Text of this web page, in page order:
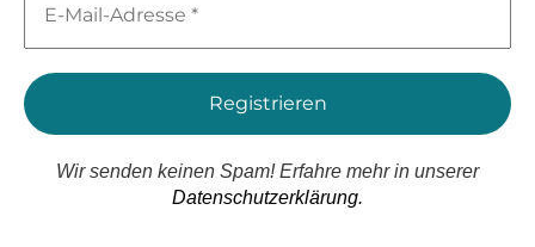
Mail-
*
Wir senden keinen Spam! Erfahre mehr in unserer
Datenschutzerklärung.